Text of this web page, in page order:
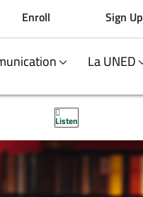
Enroll Sign Up
La UNED
Listen